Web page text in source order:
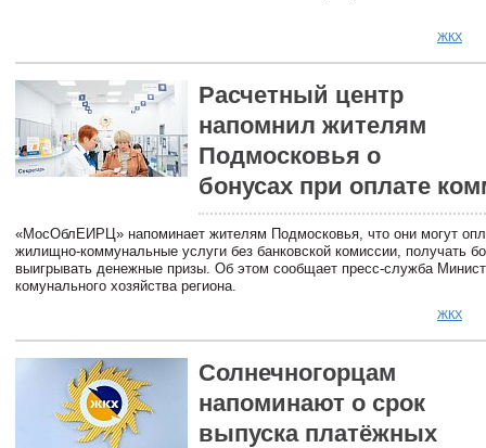
ЖКХ
Расчетный центр
напомнил жителям
Подмосковья о
бонусах при оплате
«МосОблЕИРЦ» напоминает жителям Подмосковья, что они могут
жилищно-коммунальные услуги без банковской комиссии, получать
выигрывать денежные призы. Об этом сообщает пресс-служба
комунального хозяйства региона.
ЖКХ
Солнечногорцам
напоминают о срок
выпуска платёжных